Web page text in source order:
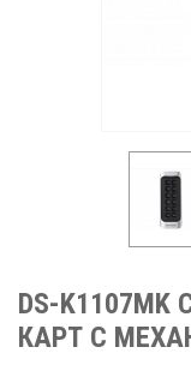
DS-K1107MK
КАРТ С